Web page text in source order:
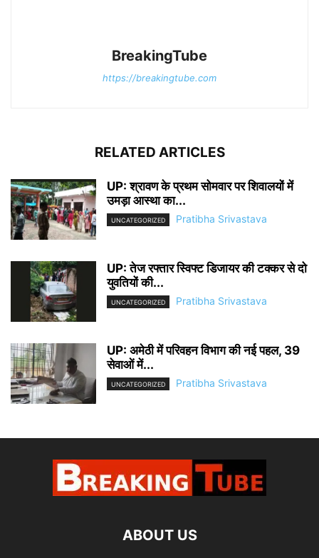
BreakingTube
https://breakingtube.com
RELATED ARTICLES
UP: श्रावण के प्रथम सोमवार पर शिवालयों में
उमड़ा आस्था का...
UNCATEGORIZED Pratibha Srivastava
UP: तेज रफ्तार स्विफ्ट डिजायर की टक्कर से दो
युवतियों की...
UNCATEGORIZED Pratibha Srivastava
UP: अमेठी में परिवहन विभाग की नई पहल, 39
सेवाओं में...
UNCATEGORIZED Pratibha Srivastava
ABOUT US